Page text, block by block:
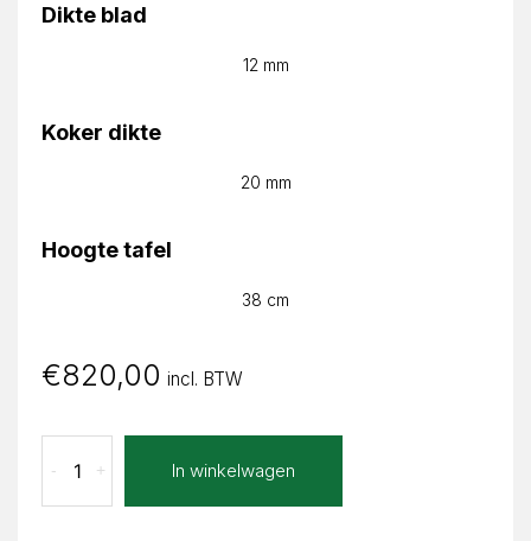
Dikte blad
12 mm
Koker dikte
20 mm
Hoogte tafel
38 cm
€820,00 incl. BTW
Julia
Rond
+
- In winkelwagen